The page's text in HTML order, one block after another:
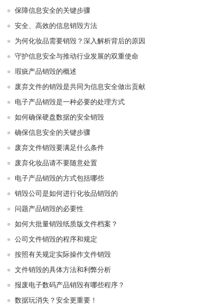
保障信息安全的关键步骤
安全、高效的信息销毁方法
为何化妆品需要销毁？深入解析背后的原因
守护信息安全与推动行业发展的双重使命
瑕疵产品销毁的概述
废弃文件的销毁是共同为信息安全做出贡献
电子产品销毁是一种必要的处理方式
如何确保硬盘数据的安全销毁
确保信息安全的关键步骤
废弃文件销毁要满足什么条件
废弃化妆品请不要随意处置
电子产品销毁的方式包括哪些
销毁公司是如何进行化妆品销毁的
问题产品销毁的必要性
如何大批量销毁纸质版文件档案？
公司文件销毁的程序和规定
按照有关规定实际操作文件销毁
文件销毁的具体方法和利弊分析
报废电子数码产品销毁有哪些程序？
数据玩消失？安全更重要！